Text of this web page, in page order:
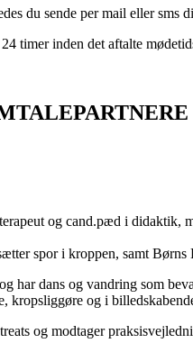
du sende per mail eller sms
timer inden det aftalte
og cand.pæd i didaktik,
spor i kroppen, samt
har dans og vandring som
kropsliggøre og i
og modtager